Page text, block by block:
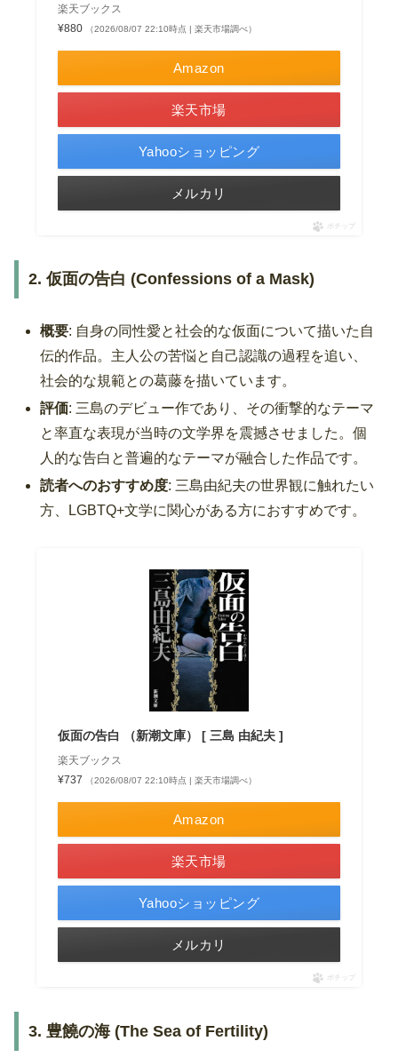
楽天ブックス
¥880
（2026/08/07 22:10時点 | 楽天市場調べ）
Amazon
楽天市場
Yahooショッピング
メルカリ
ポチップ
2. 仮面の告白 (Confessions of a Mask)
概要: 自身の同性愛と社会的な仮面について描いた自
伝的作品。主人公の苦悩と自己認識の過程を追い、
社会的な規範との葛藤を描いています。
評価: 三島のデビュー作であり、その衝撃的なテーマ
と率直な表現が当時の文学界を震撼させました。個
人的な告白と普遍的なテーマが融合した作品です。
読者へのおすすめ度: 三島由紀夫の世界観に触れたい
方、LGBTQ+文学に関心がある方におすすめです。
仮面の告白 （新潮文庫） [ 三島 由紀夫 ]
楽天ブックス
¥737
（2026/08/07 22:10時点 | 楽天市場調べ）
Amazon
楽天市場
Yahooショッピング
メルカリ
ポチップ
3. 豊饒の海 (The Sea of Fertility)